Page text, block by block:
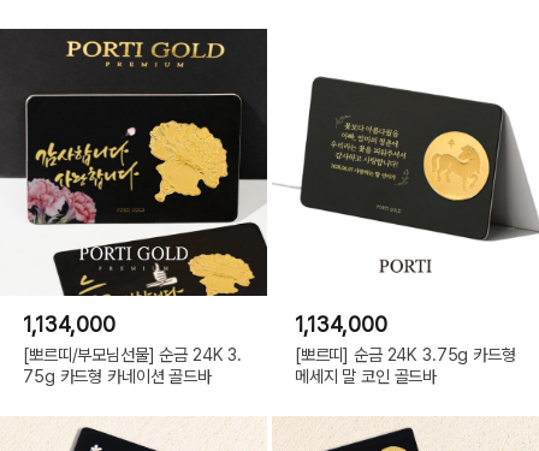
1,134,000
[뽀르띠/부모님선물] 순금 24K 3.
75g 카드형 카네이션 골드바
1,134,000
[뽀르띠] 순금 24K 3.75g 카드형
메세지 말 코인 골드바